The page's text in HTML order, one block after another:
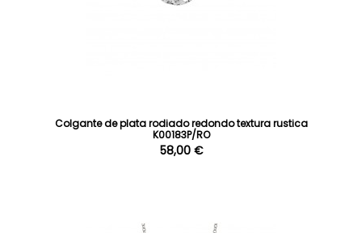
Colgante de plata rodiado redondo textura rustica
K00183P/RO
58,00 €